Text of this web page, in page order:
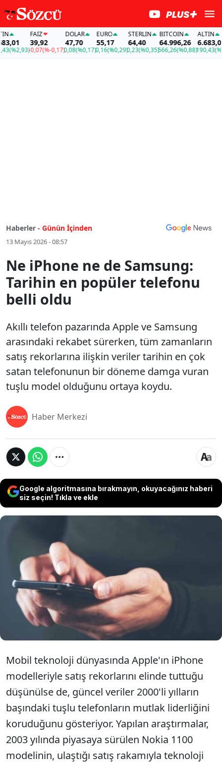
FAİZ
39,92
-0,07(%-0,17)
DOLAR
47,70
0,08(%0,17)
EURO
55,17
0,16(%0,29)
STERLIN
64,40
0,23(%0,35)
BITCOIN
64.996,26
566,26(%0,88)
ALTIN
6.683,01
190,43
Haberler - Günün İçinden
13 Mayıs 2026 - 08:57
Ne iPhone ne de Samsung:
Tarihin en popüler telefonu
belli oldu
Akıllı telefon pazarında Apple ve Samsung
arasındaki rekabet sürerken, tüm zamanların
satış rekorlarına ilişkin veriler tarihin en çok
satan telefonunun bir döneme damga vuran
tuşlu model olduğunu ortaya koydu.
Haber Merkezi
Google algoritmasına bırakmayın, okuyacağınız haberi
siz seçin! Tıkla ve ekle
Akıllı telefon pazarında Apple ve Samsung
arasındaki rekabet sürerken, tüm zamanların
satış rekorlarına ilişkin veriler tarihin en çok
satan telefonunun bir döneme damga vuran
tuşlu model olduğunu ortaya koydu.
Mobil teknoloji dünyasında Apple'ın iPhone
modelleriyle satış rekorlarını elinde tuttuğu
düşünülse de, güncel veriler 2000'li yılların
başındaki tuşlu telefonların mutlak liderliğini
koruduğunu gösteriyor. Yapılan araştırmalar,
2003 yılında piyasaya sürülen Nokia 1100
modelinin, ulaştığı satış rakamıyla teknoloji